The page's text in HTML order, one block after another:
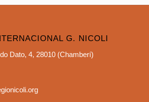
G. NICOLI
Dato, 4, 28010 (Chamberí)